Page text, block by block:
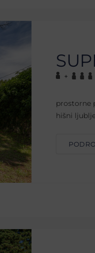
+
prostorne
hišni